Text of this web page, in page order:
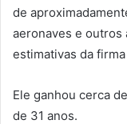
de
aeronaves e
estimativas da
Ele ganhou cerca
de 31 anos.